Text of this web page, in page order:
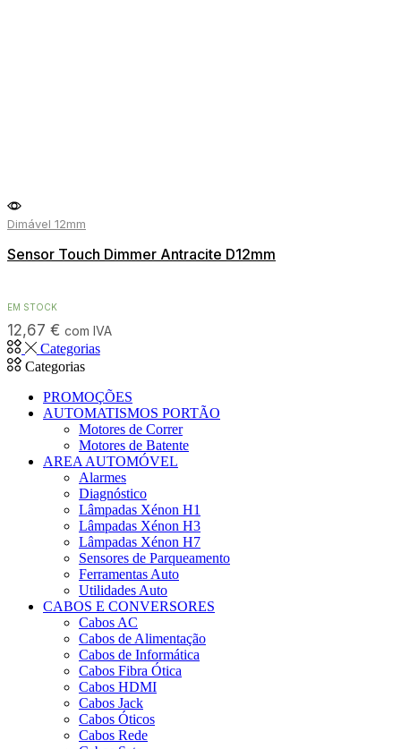
Dimável 12mm
Sensor Touch Dimmer Antracite D12mm
EM STOCK
12,67 € com IVA
Categorias
Categorias
PROMOÇÕES
AUTOMATISMOS PORTÃO
Motores de Correr
Motores de Batente
AREA AUTOMÓVEL
Alarmes
Diagnóstico
Lâmpadas Xénon H1
Lâmpadas Xénon H3
Lâmpadas Xénon H7
Sensores de Parqueamento
Ferramentas Auto
Utilidades Auto
CABOS E CONVERSORES
Cabos AC
Cabos de Alimentação
Cabos de Informática
Cabos Fibra Ótica
Cabos HDMI
Cabos Jack
Cabos Óticos
Cabos Rede